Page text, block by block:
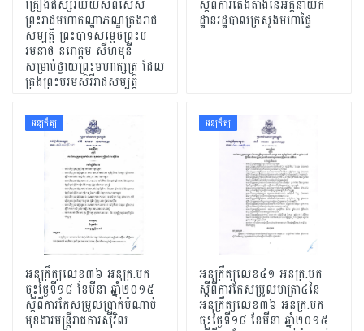
គ្រឿងឥស្សរិយយសពិសេស
ព្រះរាជមហាកណ្ឋាភណ្ឌគ្រងរាជ
សម្បត្តិ ព្រះបាទសម្តេចព្រះប
រមនាថ នរោត្តម សីហមុនី
សម្រាប់ថ្វាយព្រះមហាក្សត្រ ដែល
គ្រងព្រះបរមសិរីរាជសម្បត្ដិ
ស្តីពីការតែងតាំងនៃអគ្គនាយក
ដ្ឋានរដ្ឋបាលក្រសួងមហាផ្ទៃ
អនុក្រឹត្យ
អនុក្រឹត្យលេខ៣៦ អនុក្រ.បក
ចុះថ្ងៃទី១៨ ខែមីនា ឆ្នាំ២០១៥
ស្តីពីការកែសម្រួលប្រាក់បំណាច់
មុខងារមន្រ្តីរាជការស៊ីវិល
អនុក្រឹត្យ
អនុក្រឹត្យលេខ៤១ អនក្រ.បក
ស្តីពីការកែសម្រួលមាត្រា៤នៃ
អនុក្រឹត្យលេខ៣៦ អនក្រ.បក
ចុះថ្ងៃទី១៨ ខែមីនា ឆ្នាំ២០១៥